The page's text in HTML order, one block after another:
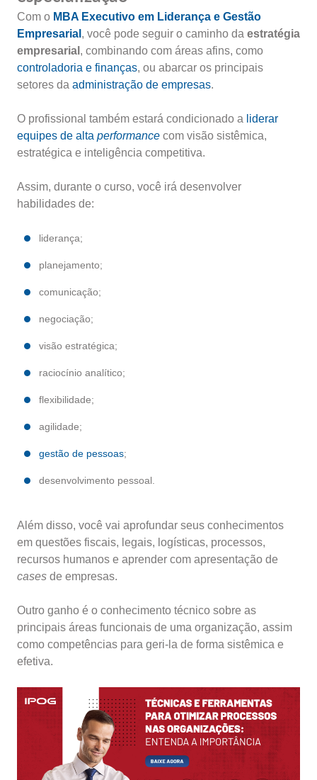
Com o MBA Executivo em Liderança e Gestão
Empresarial , você pode seguir o caminho da estratégia
empresarial , combinando com áreas afins, como
controladoria e finanças, ou abarcar os principais
setores da administração de empresas.
O profissional também estará condicionado a liderar
equipes de alta performance com visão sistêmica,
estratégica e inteligência competitiva.
Assim, durante o curso, você irá desenvolver
habilidades de:
liderança;
planejamento;
comunicação;
negociação;
visão estratégica;
raciocínio analítico;
flexibilidade;
agilidade;
gestão de pessoas;
desenvolvimento pessoal.
Além disso, você vai aprofundar seus conhecimentos
em questões fiscais, legais, logísticas, processos,
recursos humanos e aprender com apresentação de
cases de empresas.
Outro ganho é o conhecimento técnico sobre as
principais áreas funcionais de uma organização, assim
como competências para geri-la de forma sistêmica e
efetiva.